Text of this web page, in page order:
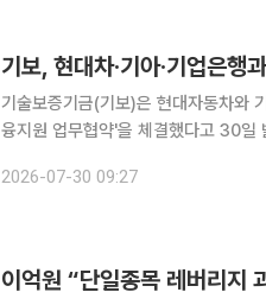
기보, 현대차·기아·기업은
기술보증기금(기보)은 현대자동차와
융지원 업무협약'을 체결했다고 30일 밝혔다. 이번 협약은 글로벌 공급망 재편과
의 특별출연금 25억원, 기업은행의
2026-07-30 09:27
이억원 “단일종목 레버리지